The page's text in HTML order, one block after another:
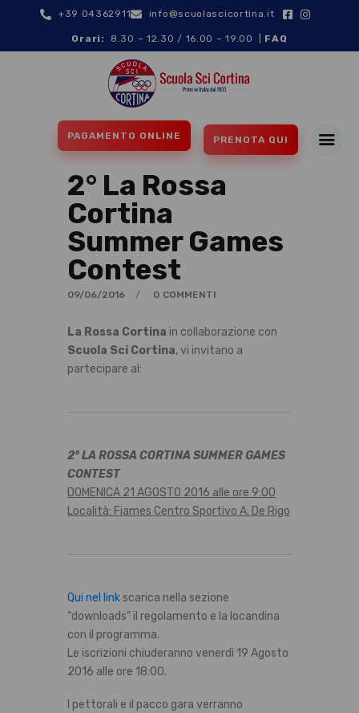
+39 04362911 info@scuolascicortina.it
Orari: 8.30 – 12.30 / 16.00 – 19.00 | FAQ
PAGAMENTO ONLINE PRENOTA QUI
SCI ALPINO
SNOWBOARD
MAESTRI
DISCIPLINE
CONTATTI
EVENTI E NEWS
2° La Rossa
Cortina
Summer Games
Contest
09/06/2016 0 COMMENTI
La Rossa Cortina in collaborazione con
Scuola Sci Cortina, vi invitano a
partecipare al:
2° LA ROSSA CORTINA SUMMER GAMES
CONTEST
DOMENICA 21 AGOSTO 2016 alle ore 9:00
Località: Fiames Centro Sportivo A. De Rigo
Qui nel link scarica nella sezione
“downloads” il regolamento e la locandina
con il programma.
Le iscrizioni chiuderanno venerdì 19 Agosto
2016 alle ore 18:00.
I pettorali e il pacco gara verranno